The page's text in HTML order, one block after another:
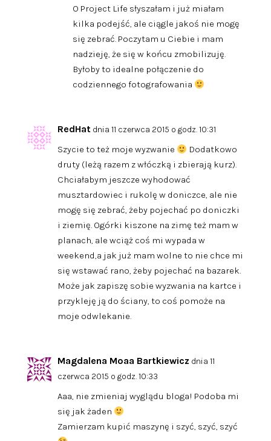
O Project Life słyszałam i już miałam
kilka podejść, ale ciągle jakoś nie mogę
się zebrać. Poczytam u Ciebie i mam
nadzieję, że się w końcu zmobilizuję.
Byłoby to idealne połączenie do
codziennego fotografowania
RedHat dnia 11 czerwca 2015 o godz. 10:31
Szycie to też moje wyzwanie
Dodatkowo
druty (leżą razem z włóczką i zbierają kurz).
Chciałabym jeszcze wyhodować
musztardowiec i rukolę w doniczce, ale nie
mogę się zebrać, żeby pojechać po doniczki
i ziemię. Ogórki kiszone na zimę też mam w
planach, ale wciąż coś mi wypada w
weekend,a jak już mam wolne to nie chce mi
się wstawać rano, żeby pojechać na bazarek.
Może jak zapiszę sobie wyzwania na kartce i
przykleję ją do ściany, to coś pomoże na
moje odwlekanie.
Magdalena Moaa Bartkiewicz dnia 11
czerwca 2015 o godz. 10:33
Aaa, nie zmieniaj wyglądu bloga! Podoba mi
się jak żaden
Zamierzam kupić maszynę i szyć, szyć, szyć